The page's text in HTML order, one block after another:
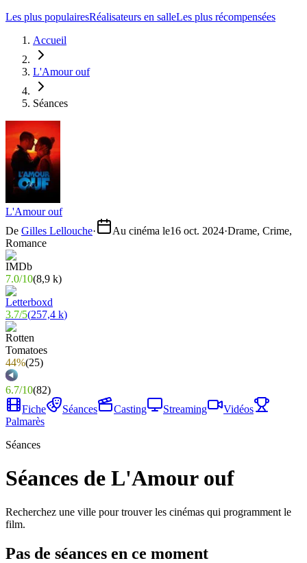
Les plus populairesRéalisateurs en salleLes plus récompensées
Accueil
L'Amour ouf
Séances
L'Amour ouf
De Gilles Lellouche· Au cinéma le16 oct. 2024·Drame, Crime,
Romance
7.0/10(8,9 k)
3.7/5(257,4 k)
44%(25)
6.7/10(82)
Fiche
Séances Casting Streaming
Vidéos
Palmarès
Séances
Séances de L'Amour ouf
Recherchez une ville pour trouver les cinémas qui programment le
film.
Pas de séances en ce moment